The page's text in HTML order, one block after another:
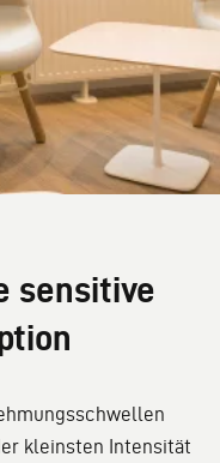
sensitive
kleinsten Intensität